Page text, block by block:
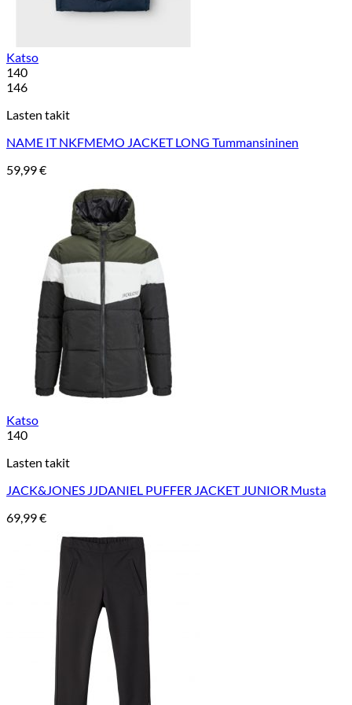
Katso
140
146
Lasten takit
NAME IT NKFMEMO JACKET LONG Tummansininen
59,99€
Katso
140
Lasten takit
JACK&JONES JJDANIEL PUFFER JACKET JUNIOR Musta
69,99€